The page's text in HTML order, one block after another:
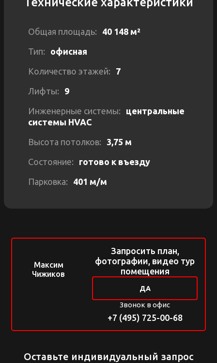
Ставка аренды по запросу (с учетом НДС и
нашими консультантами, чтобы подтвердить условия
освобождения дополнительных помещений в
ближайшее время.
Общая площадь: 40 148 м²
Тип: офисная
Количество этажей: 7
Лифты: 9
Инженерные системы:
центральные
системы HVAC
Высота потолков: 3,75 м
Состояние: готово к въезду
Парковка: 401 м/м
Максим
Чижиков
Запросить план,
фотографии, видео тур
помещения
ДА
Звонок в офис
+7 (495) 725-00-68
Оставьте индивидуальный запрос